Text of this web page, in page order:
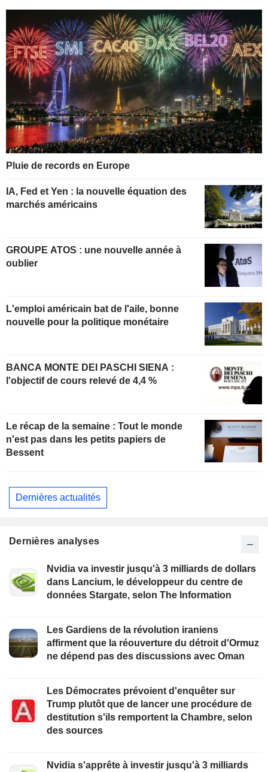
Pluie de records en Europe
IA, Fed et Yen : la nouvelle équation des
marchés américains
GROUPE ATOS : une nouvelle année à
oublier
L'emploi américain bat de l'aile, bonne
nouvelle pour la politique monétaire
BANCA MONTE DEI PASCHI SIENA :
l'objectif de cours relevé de 4,4 %
Le récap de la semaine : Tout le monde
n'est pas dans les petits papiers de
Bessent
Dernières actualités
Dernières analyses
Nvidia va investir jusqu'à 3 milliards de dollars
dans Lancium, le développeur du centre de
données Stargate, selon The Information
Les Gardiens de la révolution iraniens
affirment que la réouverture du détroit d'Ormuz
ne dépend pas des discussions avec Oman
Les Démocrates prévoient d'enquêter sur
Trump plutôt que de lancer une procédure de
destitution s'ils remportent la Chambre, selon
des sources
Nvidia s'apprête à investir jusqu'à 3 milliards